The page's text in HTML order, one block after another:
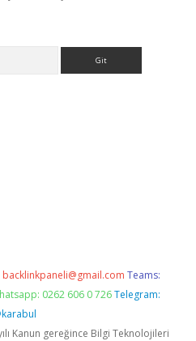
backlinkpaneli@gmail.com Teams:
0262 606 0 726 Telegram:
Kanun gereğince Bilgi Teknolojileri